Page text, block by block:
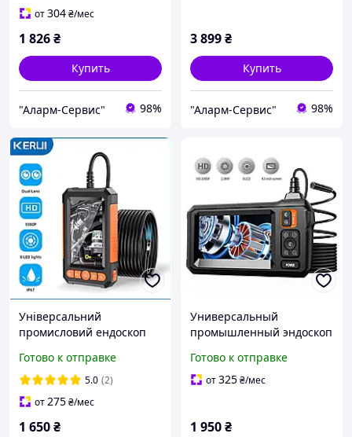
от304₴/мес
1 826₴
Купить
"Аларм-Сервис" 98%
3 899₴
Купить
"Аларм-Сервис" 98%
Універсальний
промисловий ендоскоп
камерою 5 метрів
Готово к отправке
5.0 (2)
от275₴/мес
1 650₴
Универсальный
промышленный эндоскоп
метров
Готово к отправке
от325₴/мес
1 950₴